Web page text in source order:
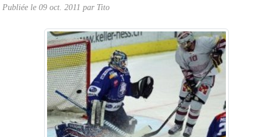
Publiée le 09 oct. 2011 par Tito